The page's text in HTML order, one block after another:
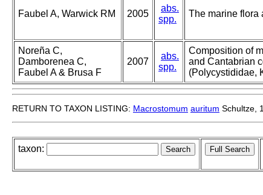
Faubel A, Warwick RM 2005
abs.
spp.
The marine flora
Noreña C,
Damborenea C,
Faubel A & Brusa F
2007
abs.
spp.
Composition of
and Cantabrian
(Polycystididae,
RETURN TO TAXON LISTING: Macrostomum auritum Schultze,
taxon: